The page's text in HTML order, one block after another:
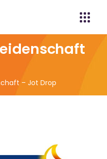
– Jot Drop